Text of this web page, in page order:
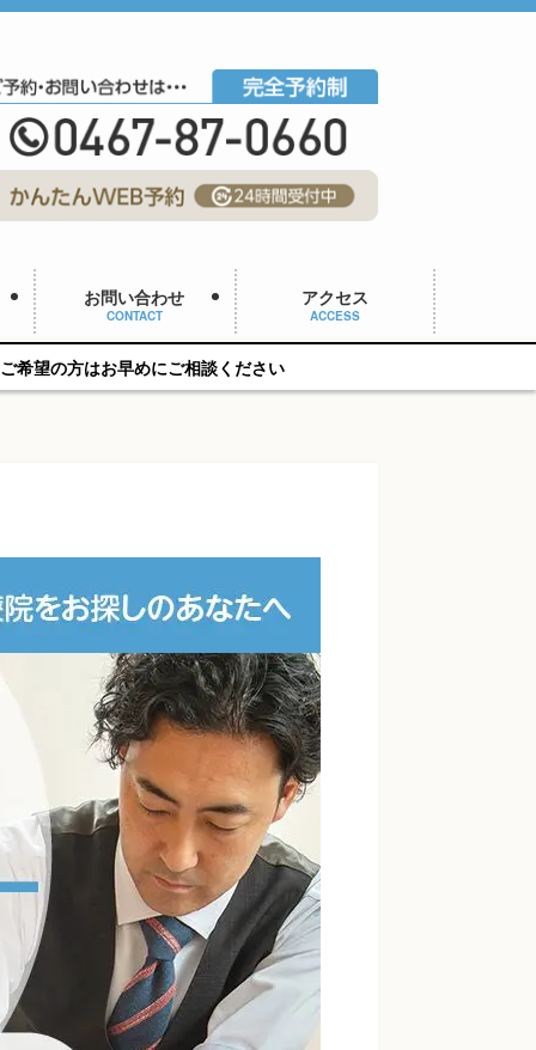
お問い合わせ
CONTACT
アクセス
ACCESS
相談ください